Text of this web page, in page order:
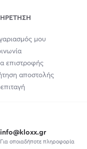
μου
επιστροφής
αποστολής
info@kloxx.gr
Για οποιαδήποτε πληροφορία